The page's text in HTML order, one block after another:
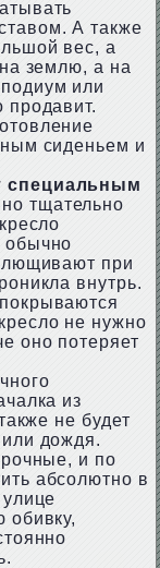
А также
вес, а
землю, а на
или
продавит.
сиденьем и
специальным
тщательно
обычно
при
внутрь.
не нужно
оно потеряет
из
не будет
дождя.
и по
абсолютно в
обивку,